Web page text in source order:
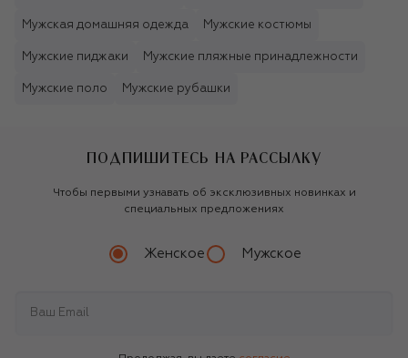
Мужская домашняя одежда Мужские костюмы
Мужские пиджаки Мужские пляжные принадлежности
Мужские поло Мужские рубашки
ПОДПИШИТЕСЬ НА РАССЫЛКУ
Чтобы первыми узнавать об эксклюзивных новинках и
специальных предложениях
Женское Мужское